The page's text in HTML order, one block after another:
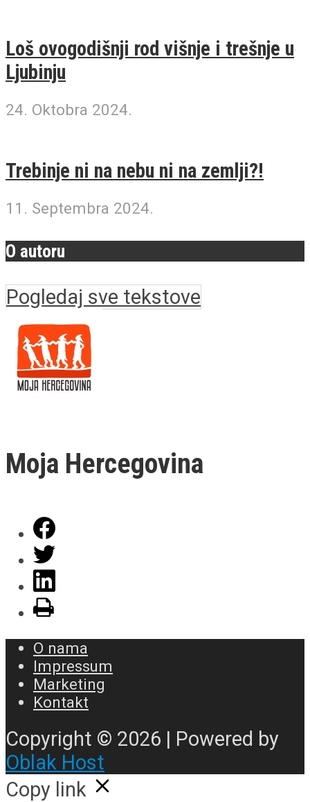
Loš ovogodišnji rod višnje i trešnje u
Ljubinju
24. Oktobra 2024.
Trebinje ni na nebu ni na zemlji?!
11. Septembra 2024.
O autoru
Pogledaj sve tekstove
Moja Hercegovina
O nama
Impressum
Marketing
Kontakt
Copyright © 2026 | Powered by
Oblak Host
Copy link